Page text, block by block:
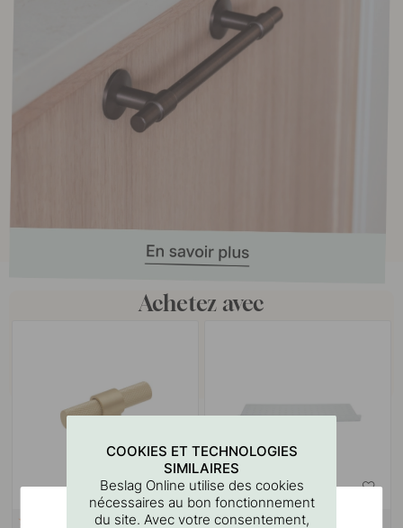
Achetez avec
+ COULEURS 127
COOKIES ET TECHNOLOGIES
SIMILAIRES
Beslag Online utilise des cookies
nécessaires au bon fonctionnement
du site. Avec votre consentement,